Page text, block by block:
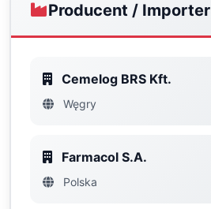
Producent / Importer
Cemelog BRS Kft.
Węgry
Farmacol S.A.
Polska